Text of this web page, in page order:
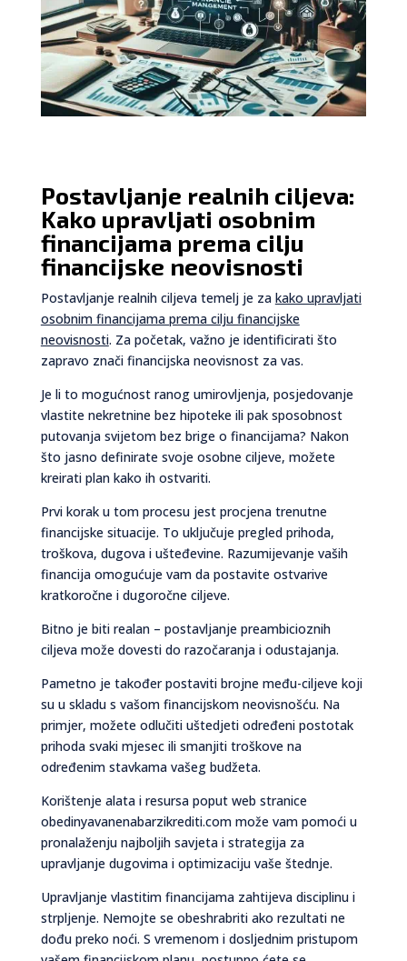
Postavljanje realnih ciljeva:
Kako upravljati osobnim
financijama prema cilju
financijske neovisnosti
Postavljanje realnih ciljeva temelj je za kako upravljati
osobnim financijama prema cilju financijske
neovisnosti. Za početak, važno je identificirati što
zapravo znači financijska neovisnost za vas.
Je li to mogućnost ranog umirovljenja, posjedovanje
vlastite nekretnine bez hipoteke ili pak sposobnost
putovanja svijetom bez brige o financijama? Nakon
što jasno definirate svoje osobne ciljeve, možete
kreirati plan kako ih ostvariti.
Prvi korak u tom procesu jest procjena trenutne
financijske situacije. To uključuje pregled prihoda,
troškova, dugova i ušteđevine. Razumijevanje vaših
financija omogućuje vam da postavite ostvarive
kratkoročne i dugoročne ciljeve.
Bitno je biti realan – postavljanje preambicioznih
ciljeva može dovesti do razočaranja i odustajanja.
Pametno je također postaviti brojne među-ciljeve koji
su u skladu s vašom financijskom neovisnošću. Na
primjer, možete odlučiti uštedjeti određeni postotak
prihoda svaki mjesec ili smanjiti troškove na
određenim stavkama vašeg budžeta.
Korištenje alata i resursa poput web stranice
obedinyavanenabarzikrediti.com može vam pomoći u
pronalaženju najboljih savjeta i strategija za
upravljanje dugovima i optimizaciju vaše štednje.
Upravljanje vlastitim financijama zahtijeva disciplinu i
strpljenje. Nemojte se obeshrabriti ako rezultati ne
dođu preko noći. S vremenom i dosljednim pristupom